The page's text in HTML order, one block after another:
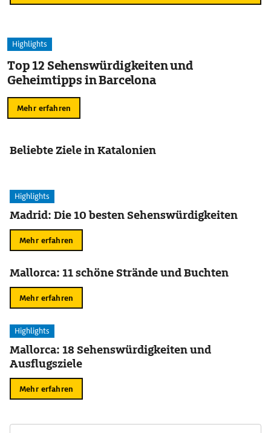
Highlights
Top 12 Sehenswürdigkeiten und
Geheimtipps in Barcelona
Mehr erfahren
Beliebte Ziele in Katalonien
Highlights
Madrid: Die 10 besten Sehenswürdigkeiten
Mehr erfahren
Mallorca: 11 schöne Strände und Buchten
Mehr erfahren
Highlights
Mallorca: 18 Sehenswürdigkeiten und
Ausflugsziele
Mehr erfahren